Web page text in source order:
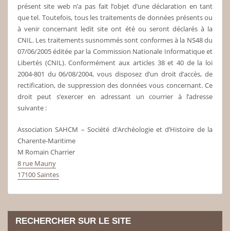
présent site web n’a pas fait l’objet d’une déclaration en tant
que tel. Toutefois, tous les traitements de données présents ou
à venir concernant ledit site ont été ou seront déclarés à la
CNIL. Les traitements susnommés sont conformes à la NS48 du
07/06/2005 éditée par la Commission Nationale Informatique et
Libertés (CNIL). Conformément aux articles 38 et 40 de la loi
2004-801 du 06/08/2004, vous disposez d’un droit d’accès, de
rectification, de suppression des données vous concernant. Ce
droit peut s’exercer en adressant un courrier à l’adresse
suivante :
Association SAHCM – Société d’Archéologie et d’Histoire de la
Charente-Maritime
M Romain Charrier
8 rue Mauny
17100 Saintes
RECHERCHER SUR LE SITE